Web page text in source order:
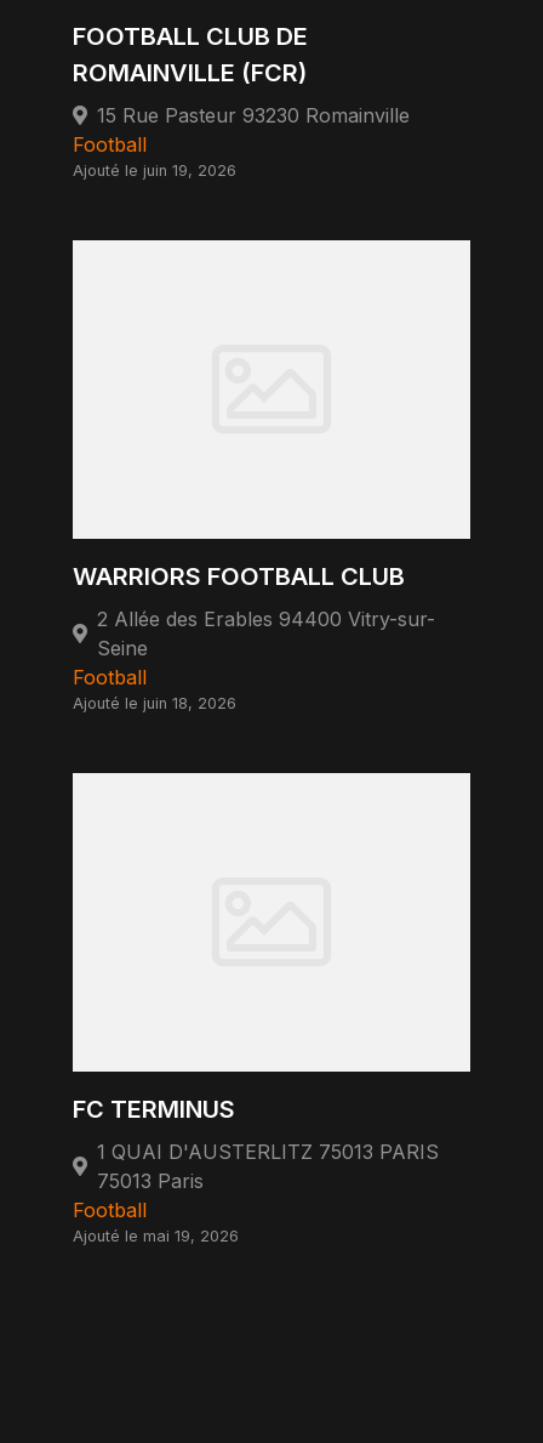
FOOTBALL CLUB DE
ROMAINVILLE (FCR)
15 Rue Pasteur 93230 Romainville
Football
Ajouté le juin 19, 2026
WARRIORS FOOTBALL CLUB
2 Allée des Erables 94400 Vitry-sur-
Seine
Football
Ajouté le juin 18, 2026
FC TERMINUS
1 QUAI D'AUSTERLITZ 75013 PARIS
75013 Paris
Football
Ajouté le mai 19, 2026